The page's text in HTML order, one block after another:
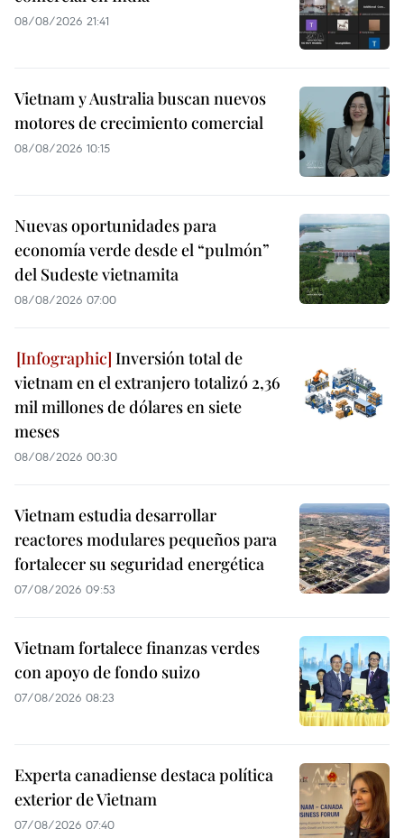
08/08/2026 21:41
Vietnam y Australia buscan nuevos
motores de crecimiento comercial
08/08/2026 10:15
Nuevas oportunidades para
economía verde desde el “pulmón”
del Sudeste vietnamita
08/08/2026 07:00
Inversión total de
vietnam en el extranjero totalizó 2,36
mil millones de dólares en siete
meses
08/08/2026 00:30
Vietnam estudia desarrollar
reactores modulares pequeños para
fortalecer su seguridad energética
07/08/2026 09:53
Vietnam fortalece finanzas verdes
con apoyo de fondo suizo
07/08/2026 08:23
Experta canadiense destaca política
exterior de Vietnam
07/08/2026 07:40